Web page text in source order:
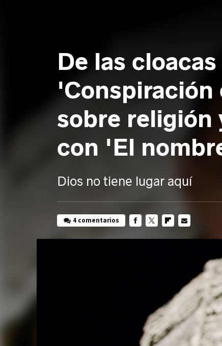
De las
sobre religión
con 'El
Dios no tiene lugar aquí
4 comentarios